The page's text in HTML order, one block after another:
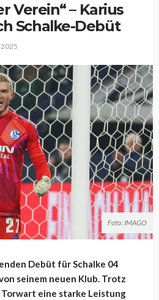
Verein“ – Karius
Schalke-Debüt
Foto: IMAGO
Debüt für Schalke 04
seinem neuen Klub. Trotz
eine starke Leistung